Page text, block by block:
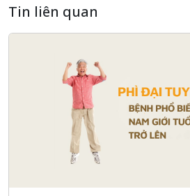
Tin liên quan